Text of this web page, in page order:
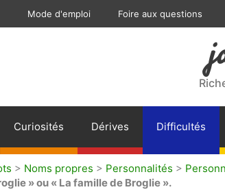
Mode d'emploi Foire aux questions
Curiosités Dérives Difficultés
> Noms propres > Personnalités >
» ou « La famille de Broglie ».